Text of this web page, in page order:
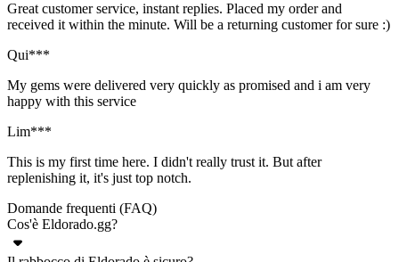
Great customer service, instant replies. Placed my order and
received it within the minute. Will be a returning customer for sure :)
Qui***
My gems were delivered very quickly as promised and i am very
happy with this service
Lim***
This is my first time here. I didn't really trust it. But after
replenishing it, it's just top notch.
Domande frequenti (FAQ)
Cos'è Eldorado.gg?